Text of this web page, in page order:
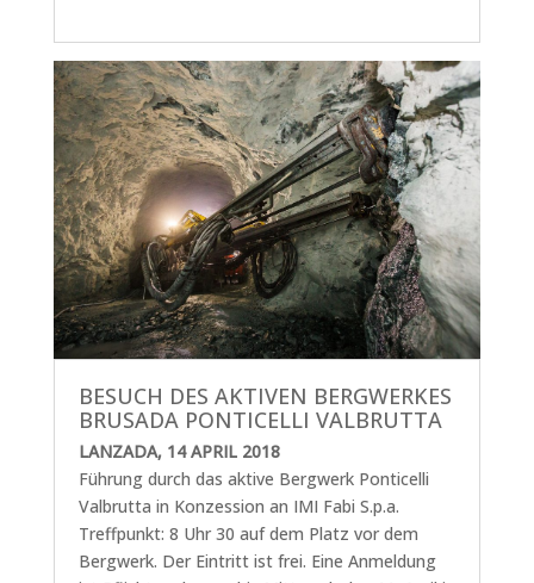
BESUCH DES AKTIVEN BERGWERKES
BRUSADA PONTICELLI VALBRUTTA
LANZADA, 14 APRIL 2018
Führung durch das aktive Bergwerk Ponticelli
Valbrutta in Konzession an IMI Fabi S.p.a.
Treffpunkt: 8 Uhr 30 auf dem Platz vor dem
Bergwerk. Der Eintritt ist frei. Eine Anmeldung